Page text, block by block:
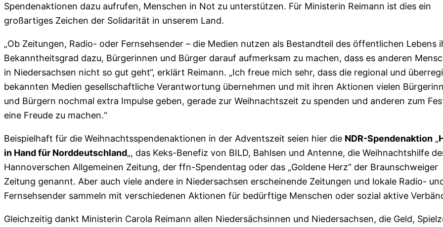
Spendenaktionen dazu aufrufen, Menschen in Not zu unterstützen. Für Ministerin Reimann ist dies ein
großartiges Zeichen der Solidarität in unserem Land.
„Ob Zeitungen, Radio- oder Fernsehsender – die Medien nutzen als Bestandteil des öffentlichen Lebens
Bekanntheitsgrad dazu, Bürgerinnen und Bürger darauf aufmerksam zu machen, dass es anderen
in Niedersachsen nicht so gut geht“, erklärt Reimann. „Ich freue mich sehr, dass die regional und
bekannten Medien gesellschaftliche Verantwortung übernehmen und mit ihren Aktionen vielen
und Bürgern nochmal extra Impulse geben, gerade zur Weihnachtszeit zu spenden und anderen zum
eine Freude zu machen.“
Beispielhaft für die Weihnachtsspendenaktionen in der Adventszeit seien hier die NDR-Spendenaktion „
in Hand für Norddeutschland„, das Keks-Benefiz von BILD, Bahlsen und Antenne, die Weihnachtshilfe
Hannoverschen Allgemeinen Zeitung, der ffn-Spendentag oder das „Goldene Herz“ der Braunschweiger
Zeitung genannt. Aber auch viele andere in Niedersachsen erscheinende Zeitungen und lokale Radio-
Fernsehsender sammeln mit verschiedenen Aktionen für bedürftige Menschen oder sozial aktive
Gleichzeitig dankt Ministerin Carola Reimann allen Niedersächsinnen und Niedersachsen, die Geld,